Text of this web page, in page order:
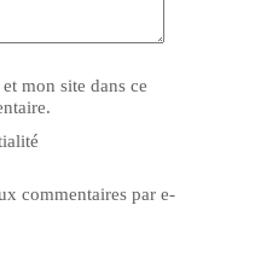
mon site dans ce
commentaires par e-